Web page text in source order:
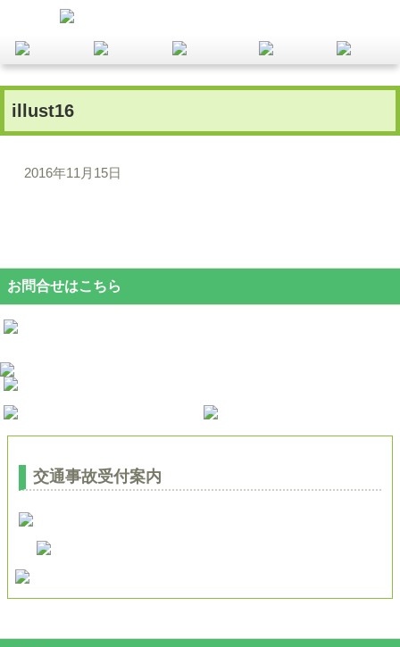
illust16
2016年11月15日
お問合せはこちら
交通事故受付案内